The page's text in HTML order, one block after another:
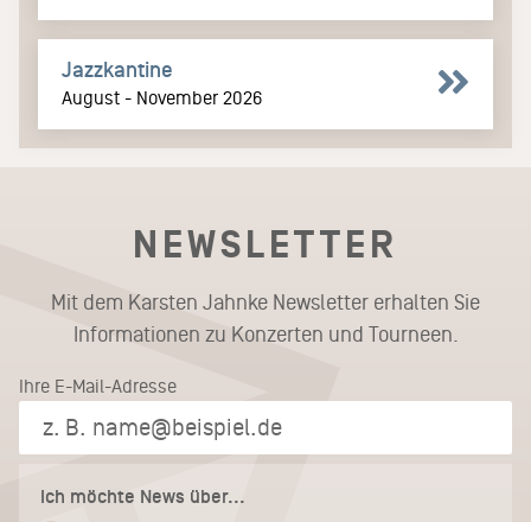
Jazzkantine
August - November 2026
NEWSLETTER
Mit dem Karsten Jahnke Newsletter erhalten Sie
Informationen zu Konzerten und Tourneen.
Ihre E-Mail-Adresse
Ich möchte News über...